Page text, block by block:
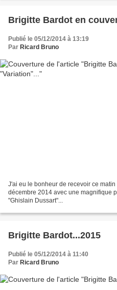
Brigitte Bardot en
Publié le 05/12/2014 à 13:19
Par Ricard Bruno
J'ai eu le bonheur de recevoir ce
décembre 2014 avec une magnifique
"Ghislain Dussart"...
Brigitte Bardot...2015
Publié le 05/12/2014 à 11:40
Par Ricard Bruno